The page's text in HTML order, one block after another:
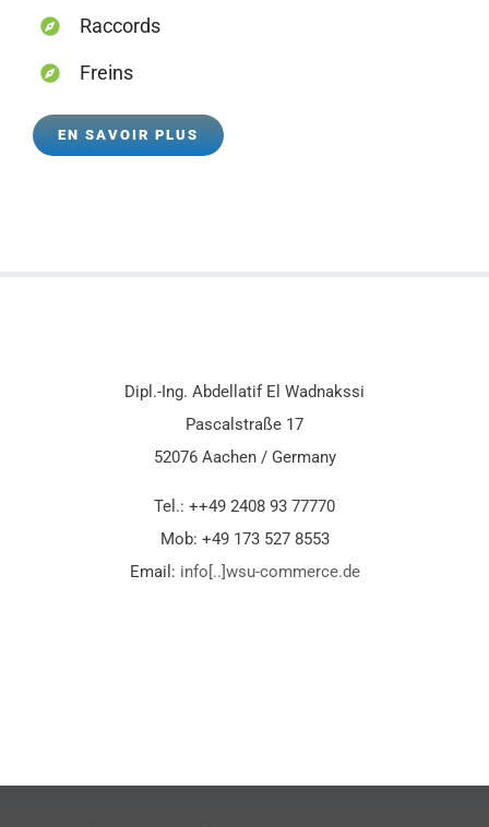
Raccords
Freins
EN SAVOIR PLUS
Dipl.-Ing. Abdellatif El Wadnakssi
Pascalstraße 17
52076 Aachen / Germany
Tel.: ++49 2408 93 77770
Mob: +49 173 527 8553
Email: info[..]wsu-commerce.de